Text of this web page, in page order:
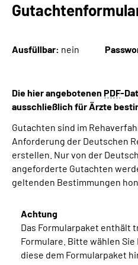
Online-Services
Suche
Language
Inhalte in Gebärdensprache
Leichte Sprache
Ausfüllbar: nein
Die hier angebotenen PDF-
ausschließlich für Ärzte
Gutachten sind im
Anforderung der Deutschen
erstellen. Nur von der
angeforderte Gutachten
geltenden Bestimmungen
Achtung
Das Formularpaket enthält
Formulare. Bitte wählen Sie
diese dem Formularpaket